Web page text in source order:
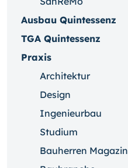
Ausbau Quintessenz
TGA Quintessenz
Praxis
Architektur
Design
Ingenieurbau
Studium
Bauherren Magazin